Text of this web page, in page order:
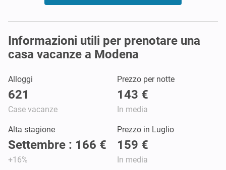
Informazioni utili per prenotare una
casa vacanze a Modena
Alloggi
621
Case vacanze
Prezzo per notte
143 €
In media
Alta stagione
Settembre : 166 €
+16%
Prezzo in Luglio
159 €
In media